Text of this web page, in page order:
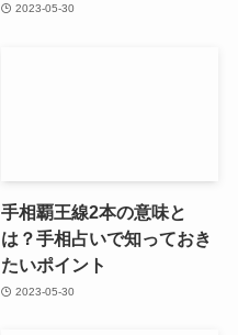
2023-05-30
手相覇王線2本の意味と
は？手相占いで知っておき
たいポイント
2023-05-30